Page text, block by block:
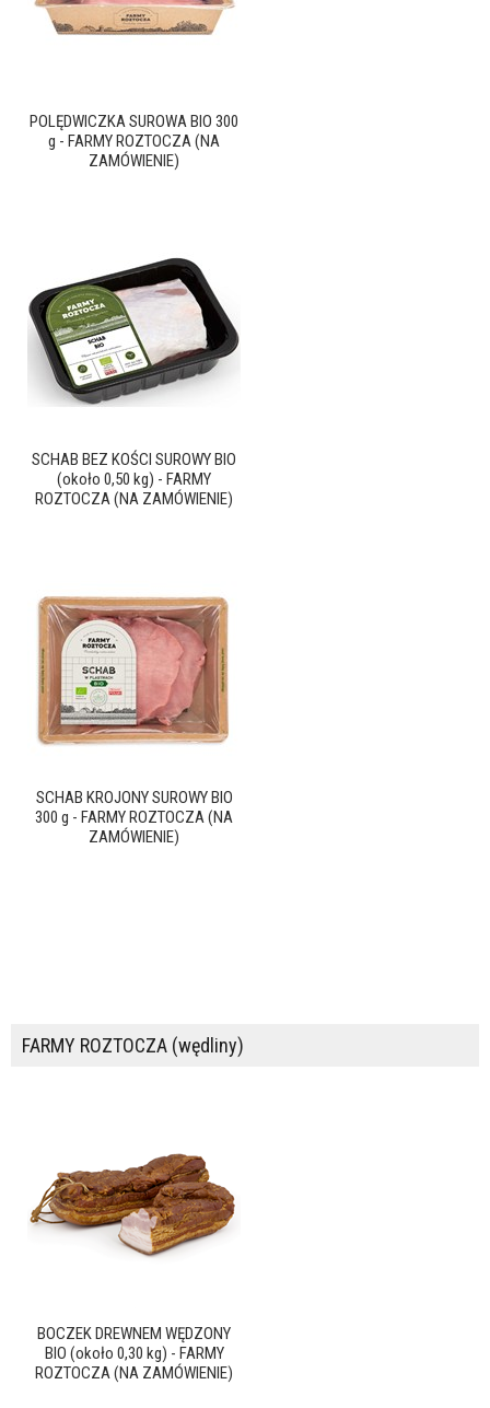
POLĘDWICZKA SUROWA BIO 300
g - FARMY ROZTOCZA (NA
ZAMÓWIENIE)
SCHAB BEZ KOŚCI SUROWY BIO
(około 0,50 kg) - FARMY
ROZTOCZA (NA ZAMÓWIENIE)
SCHAB KROJONY SUROWY BIO
300 g - FARMY ROZTOCZA (NA
ZAMÓWIENIE)
FARMY ROZTOCZA (wędliny)
BOCZEK DREWNEM WĘDZONY
BIO (około 0,30 kg) - FARMY
ROZTOCZA (NA ZAMÓWIENIE)